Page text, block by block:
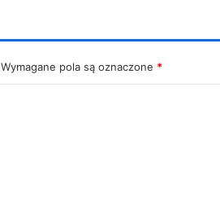
Wymagane pola są oznaczone *